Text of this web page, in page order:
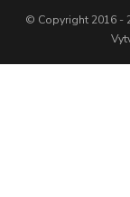
© Copyright 2016 -